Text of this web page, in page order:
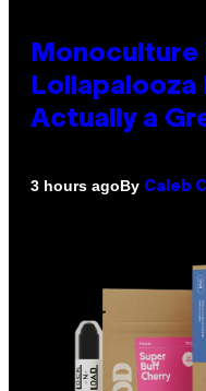
Monoculture
Lollapalooza
Actually a
3 hours agoBy Caleb